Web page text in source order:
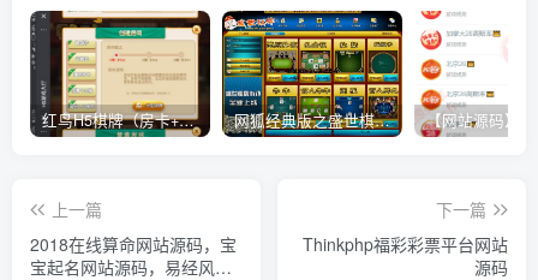
红鸟H5棋牌（房卡+金币）全套双模式游戏源码 网狐经典版之盛世棋牌完整游戏源码（包含文档、架设教程、网站、源代码等）
上一篇
2018在线算命网站源码，宝
宝起名网站源码，易经风水
下一篇
Thinkphp福彩彩票平台网站
源码